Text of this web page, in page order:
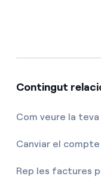
Contingut
Com veure la
Canviar el
Rep les factures